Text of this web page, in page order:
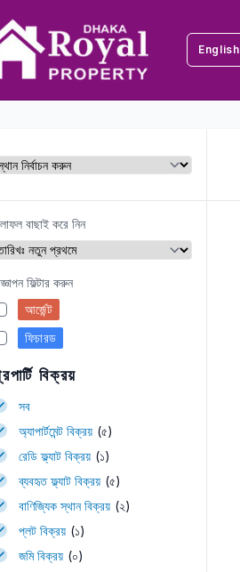
ঢাকা রয়েল প্রপার্টি
English
বাছাই করে নিন
ফিল্টার করুন
আর্জেন্ট
ফিচারড
বিক্রয়
সব
অ্যাপার্টমেন্ট বিক্রয় (৫)
রেডি ফ্ল্যাট বিক্রয় (১)
ব্যবহৃত ফ্ল্যাট বিক্রয় (৫)
বাণিজ্যিক স্থান বিক্রয় (২)
প্লট বিক্রয় (১)
জমি বিক্রয় (০)